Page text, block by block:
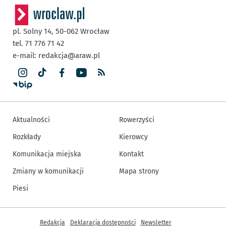
pl. Solny 14, 50-062 Wrocław
tel. 71 776 71 42
e-mail: redakcja@araw.pl
Aktualności
Rozkłady
Komunikacja miejska
Zmiany w komunikacji
Piesi
Rowerzyści
Kierowcy
Kontakt
Mapa strony
Inne informacje
Redakcja Deklaracja dostępności Newsletter